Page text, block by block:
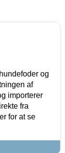
og
af
importerer
fra
for at se